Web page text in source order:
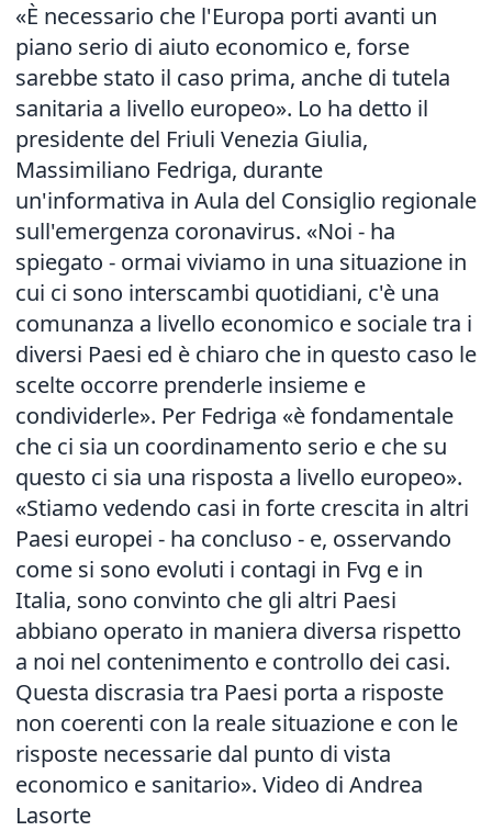
«È necessario che l'Europa porti avanti un
piano serio di aiuto economico e, forse
sarebbe stato il caso prima, anche di tutela
sanitaria a livello europeo». Lo ha detto il
presidente del Friuli Venezia Giulia,
Massimiliano Fedriga, durante
un'informativa in Aula del Consiglio regionale
sull'emergenza coronavirus. «Noi - ha
spiegato - ormai viviamo in una situazione in
cui ci sono interscambi quotidiani, c'è una
comunanza a livello economico e sociale tra i
diversi Paesi ed è chiaro che in questo caso le
scelte occorre prenderle insieme e
condividerle». Per Fedriga «è fondamentale
che ci sia un coordinamento serio e che su
questo ci sia una risposta a livello europeo».
«Stiamo vedendo casi in forte crescita in altri
Paesi europei - ha concluso - e, osservando
come si sono evoluti i contagi in Fvg e in
Italia, sono convinto che gli altri Paesi
abbiano operato in maniera diversa rispetto
a noi nel contenimento e controllo dei casi.
Questa discrasia tra Paesi porta a risposte
non coerenti con la reale situazione e con le
risposte necessarie dal punto di vista
economico e sanitario». Video di Andrea
Lasorte